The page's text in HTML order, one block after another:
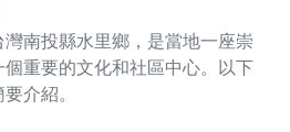
南投縣水里鄉，是當地一座崇
重要的文化和社區中心。以下
介紹。